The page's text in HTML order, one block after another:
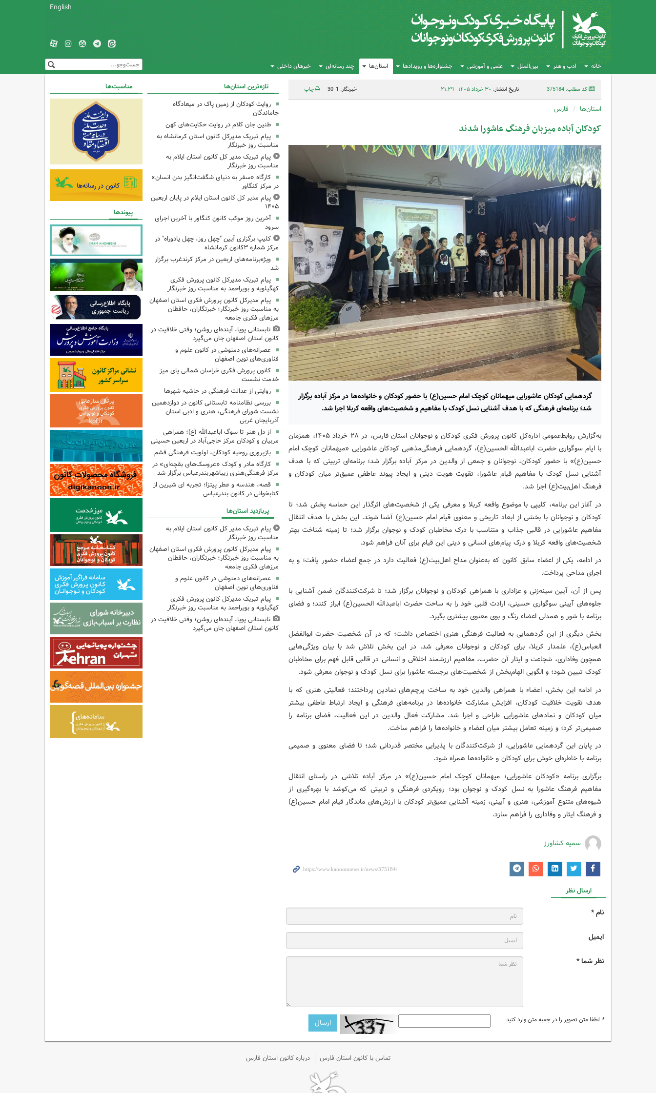
English
خانه ادب و هنر بین‌الملل علمی و آموزشی جشنواره‌ها و رویدادها استان‌ها چند رسانه‌ای خبرهای داخلی
کد مطلب: 375184 تاریخ انتشار: ۳۰ خرداد ۱۴۰۵ - ۲۱:۲۹ خبرنگار: 1_30 چاپ
استان‌ها فارس
کودکان آباده میزبان فرهنگ عاشورا شدند
گردهمایی کودکان عاشورایی میهمانان کوچک امام حسین(ع) با حضور کودکان و خانواده‌ها در مرکز آباده برگزار
شد؛ برنامه‌ای فرهنگی که با هدف آشنایی نسل کودک با مفاهیم و شخصیت‌های واقعه کربلا اجرا شد.
به‌گزارش روابط‌عمومی اداره‌کل کانون پرورش فکری کودکان و نوجوانان استان فارس، در ۲۸ خرداد ۱۴۰۵، همزمان
با ایام سوگواری حضرت اباعبدالله الحسین(ع)، گردهمایی فرهنگی‌مذهبی کودکان عاشورایی «میهمانان کوچک امام
حسین(ع)» با حضور کودکان، نوجوانان و جمعی از والدین در مرکز آباده برگزار شد؛ برنامه‌ای تربیتی که با هدف
آشنایی نسل کودک با مفاهیم قیام عاشورا، تقویت هویت دینی و ایجاد پیوند عاطفی عمیق‌تر میان کودکان و
فرهنگ اهل‌بیت(ع) اجرا شد.
در آغاز این برنامه، کلیپی با موضوع واقعه کربلا و معرفی یکی از شخصیت‌های اثرگذار این حماسه پخش شد؛ تا
کودکان و نوجوانان با بخشی از ابعاد تاریخی و معنوی قیام امام حسین(ع) آشنا شوند. این بخش با هدف انتقال
مفاهیم عاشورایی در قالبی جذاب و متناسب با درک مخاطبان کودک و نوجوان برگزار شد؛ تا زمینه شناخت بهتر
شخصیت‌های واقعه کربلا و درک پیام‌های انسانی و دینی این قیام برای آنان فراهم شود.
در ادامه، یکی از اعضاء سابق کانون که به‌عنوان مداح اهل‌بیت(ع) فعالیت دارد در جمع اعضاء حضور یافت؛ و به
اجرای مداحی پرداخت.
پس از آن، آیین سینه‌زنی و عزاداری با همراهی کودکان و نوجوانان برگزار شد؛ تا شرکت‌کنندگان ضمن آشنایی با
جلوه‌های آیینی سوگواری حسینی، ارادت قلبی خود را به ساحت حضرت اباعبدالله الحسین(ع) ابراز کنند؛ و فضای
برنامه با شور و همدلی اعضاء رنگ و بوی معنوی بیشتری بگیرد.
بخش دیگری از این گردهمایی به فعالیت فرهنگی هنری اختصاص داشت؛ که در آن شخصیت حضرت ابوالفضل
العباس(ع)، علمدار کربلا، برای کودکان و نوجوانان معرفی شد. در این بخش تلاش شد با بیان ویژگی‌هایی
همچون وفاداری، شجاعت و ایثار آن حضرت، مفاهیم ارزشمند اخلاقی و انسانی در قالبی قابل فهم برای مخاطبان
کودک تبیین شود؛ و الگویی الهام‌بخش از شخصیت‌های برجسته عاشورا برای نسل کودک و نوجوان معرفی شود.
در ادامه این بخش، اعضاء با همراهی والدین خود به ساخت پرچم‌های نمادین پرداختند؛ فعالیتی هنری که با
هدف تقویت خلاقیت کودکان، افزایش مشارکت خانواده‌ها در برنامه‌های فرهنگی و ایجاد ارتباط عاطفی بیشتر
میان کودکان و نمادهای عاشورایی طراحی و اجرا شد. مشارکت فعال والدین در این فعالیت، فضای برنامه را
صمیمی‌تر کرد؛ و زمینه تعامل بیشتر میان اعضاء و خانواده‌ها را فراهم ساخت.
در پایان این گردهمایی عاشورایی، از شرکت‌کنندگان با پذیرایی مختصر قدردانی شد؛ تا فضای معنوی و صمیمی
برنامه با خاطره‌ای خوش برای کودکان و خانواده‌ها همراه شود.
برگزاری برنامه «کودکان عاشورایی؛ میهمانان کوچک امام حسین(ع)» در مرکز آباده تلاشی در راستای انتقال
مفاهیم فرهنگ عاشورا به نسل کودک و نوجوان بود؛ رویکردی فرهنگی و تربیتی که می‌کوشد با بهره‌گیری از
شیوه‌های متنوع آموزشی، هنری و آیینی، زمینه آشنایی عمیق‌تر کودکان با ارزش‌های ماندگار قیام امام حسین(ع)
و فرهنگ ایثار و وفاداری را فراهم سازد.
سمیه کشاورز
ارسال نظر
نام *
ایمیل
نظر شما *
* لطفا متن تصویر را در جعبه متن وارد کنید
تازه‌ترین استان‌ها
روایت کودکان از زمین پاک در میعادگاه
جاماندگان
طنین جان کلام در روایت حکایت‌های کهن
پیام تبریک مدیرکل کانون استان کرمانشاه به
مناسبت روز خبرنگار
پیام تبریک مدیر کل کانون استان ایلام به
مناسبت روز خبرنگار
کارگاه «سفر به دنیای شگفت‌انگیز بدن انسان»
در مرکز کنگاور
پیام مدیر کل کانون استان ایلام در پایان اربعین
۱۴۰۵
آخرین روز موکب کانون کنگاور با آخرین اجرای
سرود
کلیپ برگزاری آیین "چهل روز، چهل یادوراه" در
مرکز شماره ۳کانون کرمانشاه
ویژه‌برنامه‌های اربعین در مرکز کرندغرب برگزار
شد
پیام تبریک مدیرکل کانون پرورش فکری
کهگیلویه و بویراحمد به مناسبت روز خبرنگار
پیام مدیرکل کانون پرورش فکری استان اصفهان
به مناسبت روز خبرنگار؛ خبرنگاران، حافظان
مرزهای فکری جامعه
تابستانی پویا، آینده‌ای روشن؛ وقتی خلاقیت در
کانون استان اصفهان جان می‌گیرد
عصرانه‌های دمنوشی در کانون علوم و
فناوری‌های نوین اصفهان
کانون پرورش فکری خراسان شمالی پای میز
خدمت نشست
روایتی از عدالت فرهنگی در حاشیه شهرها
بررسی نظامنامه تابستانی کانون در دوازدهمین
نشست شورای فرهنگی، هنری و ادبی استان
آذربایجان غربی
از دل هنر تا سوگ اباعبدالله (ع)؛ همراهی
مربیان و کودکان مرکز حاجی‌آباد در اربعین حسینی
بازپروری روحیه کودکان، اولویت فرهنگی قشم
کارگاه مادر و کودک «عروسک‌های بقچه‌ای» در
مرکز فرهنگی‌هنری زیباشهربندرعباس برگزار شد
قصه، هندسه و عطر پیتزا؛ تجربه ای شیرین از
کتابخوانی در کانون بندرعباس
پربازدید استان‌ها
پیام تبریک مدیر کل کانون استان ایلام به
مناسبت روز خبرنگار
پیام مدیرکل کانون پرورش فکری استان اصفهان
به مناسبت روز خبرنگار؛ خبرنگاران، حافظان
مرزهای فکری جامعه
عصرانه‌های دمنوشی در کانون علوم و
فناوری‌های نوین اصفهان
پیام تبریک مدیرکل کانون پرورش فکری
کهگیلویه و بویراحمد به مناسبت روز خبرنگار
تابستانی پویا، آینده‌ای روشن؛ وقتی خلاقیت در
کانون استان اصفهان جان می‌گیرد
مناسبت‌ها
پیوندها
تماس با کانون استان فارس درباره کانون استان فارس